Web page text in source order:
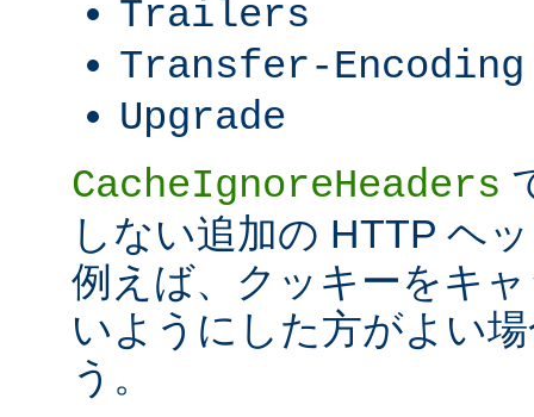
Trailers
Transfer-Encoding
Upgrade
CacheIgnoreHeaders
しない追加の HTTP ヘ
例えば、クッキーをキ
いようにした方がよい
う。